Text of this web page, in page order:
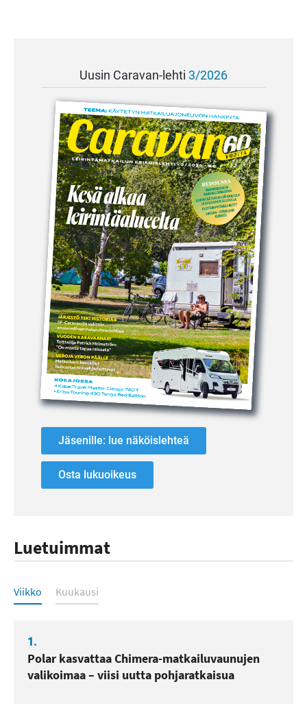
Uusin Caravan-lehti 3/2026
Jäsenille: lue näköislehteä
Osta lukuoikeus
Luetuimmat
Luetuimmat
Viikko Kuukausi
1.
Polar kasvattaa Chimera-matkailuvaunujen
valikoimaa – viisi uutta pohjaratkaisua